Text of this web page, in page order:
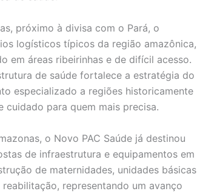
próximo à divisa com o Pará, o
logísticos típicos da região amazônica,
em áreas ribeirinhas e de difícil acesso.
de saúde fortalece a estratégia do
especializado a regiões historicamente
cuidado para quem mais precisa.
o Novo PAC Saúde já destinou
de infraestrutura e equipamentos em
de maternidades, unidades básicas
representando um avanço